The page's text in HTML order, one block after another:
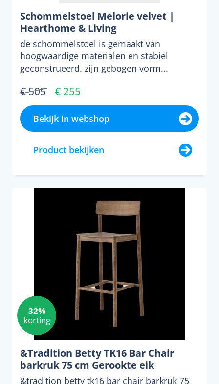
Schommelstoel Melorie velvet |
Hearthome & Living
de schommelstoel is gemaakt van
hoogwaardige materialen en stabiel
geconstrueerd. zijn gebogen vorm...
€ 505 € 255
Bekijk in webshop
Product bekijken
32%
korting
&Tradition Betty TK16 Bar Chair
barkruk 75 cm Gerookte eik
&tradition betty tk16 bar chair barkruk 75